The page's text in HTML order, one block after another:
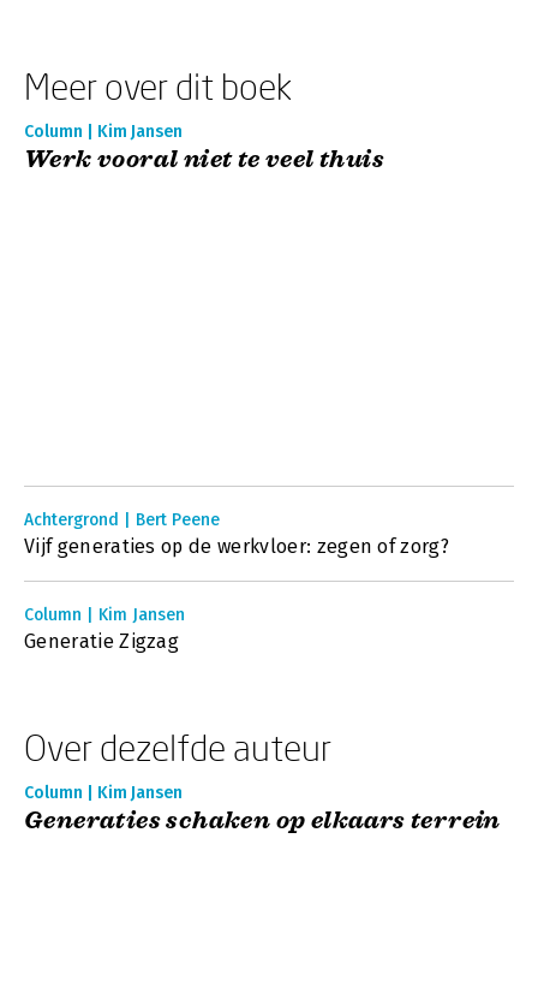
Meer over dit boek
Column | Kim Jansen
Werk vooral niet te veel thuis
Achtergrond | Bert Peene
Vijf generaties op de werkvloer: zegen of zorg?
Column | Kim Jansen
Generatie Zigzag
Over dezelfde auteur
Column | Kim Jansen
Generaties schaken op elkaars terrein